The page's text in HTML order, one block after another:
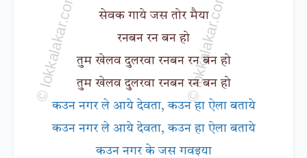
सेवक गाये जस तोर मैया
रनबन रन बन हो
तुम खेलव दुलरवा रनबन रन बन हो
तुम खेलव दुलरवा रनबन रन बन हो
कउन नगर ले आये देवता, कउन हा ऐला बताये
कउन नगर ले आये देवता, कउन हा ऐला बताये
कउन नगर के जस गवइया